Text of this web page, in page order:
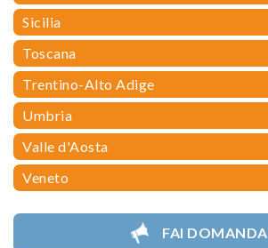
Sicilia
Toscana
Trentino-Alto Adige
Umbria
Valle d'Aosta
Veneto
FAI DOMANDA